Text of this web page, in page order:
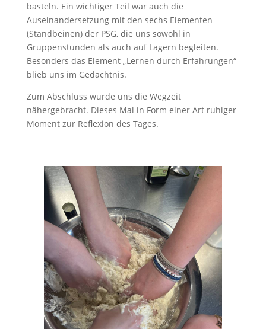
basteln. Ein wichtiger Teil war auch die
Auseinandersetzung mit den sechs Elementen
(Standbeinen) der PSG, die uns sowohl in
Gruppenstunden als auch auf Lagern begleiten.
Besonders das Element „Lernen durch Erfahrungen“
blieb uns im Gedächtnis.
Zum Abschluss wurde uns die Wegzeit
nähergebracht. Dieses Mal in Form einer Art ruhiger
Moment zur Reflexion des Tages.